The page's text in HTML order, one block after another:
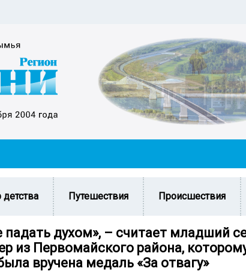
Путешествия Происшествия
падать духом», – считает младший
из Первомайского района,
вручена медаль «За отвагу»